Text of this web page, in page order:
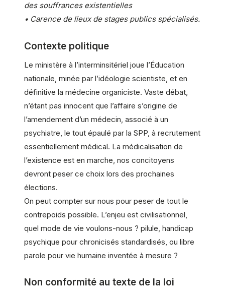
des souffrances existentielles
• Carence de lieux de stages publics spécialisés.
Contexte politique
Le ministère à l’interminsitériel joue l’Éducation
nationale, minée par l’idéologie scientiste, et en
définitive la médecine organiciste. Vaste débat,
n’étant pas innocent que l’affaire s’origine de
l’amendement d’un médecin, associé à un
psychiatre, le tout épaulé par la SPP, à recrutement
essentiellement médical. La médicalisation de
l’existence est en marche, nos concitoyens
devront peser ce choix lors des prochaines
élections.
On peut compter sur nous pour peser de tout le
contrepoids possible. L’enjeu est civilisationnel,
quel mode de vie voulons-nous ? pilule, handicap
psychique pour chronicisés standardisés, ou libre
parole pour vie humaine inventée à mesure ?
Non conformité au texte de la loi